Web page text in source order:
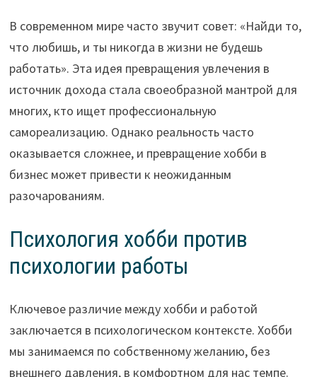
В современном мире часто звучит совет: «Найди то,
что любишь, и ты никогда в жизни не будешь
работать». Эта идея превращения увлечения в
источник дохода стала своеобразной мантрой для
многих, кто ищет профессиональную
самореализацию. Однако реальность часто
оказывается сложнее, и превращение хобби в
бизнес может привести к неожиданным
разочарованиям.
Психология хобби против
психологии работы
Ключевое различие между хобби и работой
заключается в психологическом контексте. Хобби
мы занимаемся по собственному желанию, без
внешнего давления, в комфортном для нас темпе.